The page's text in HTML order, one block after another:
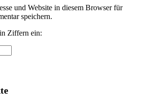
und Website in diesem Browser für
speichern.
Ziffern ein: